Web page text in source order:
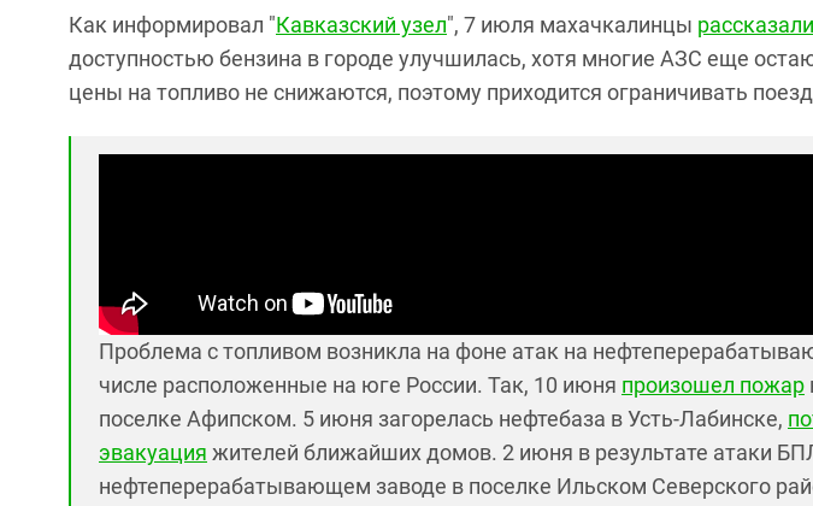
Как информировал "Кавказский узел", 7 июля махачкалинцы рассказали
доступностью бензина в городе улучшилась, хотя многие АЗС еще
цены на топливо не снижаются, поэтому приходится ограничивать
Проблема с топливом возникла на фоне атак на
числе расположенные на юге России. Так, 10 июня произошел пожар
поселке Афипском. 5 июня загорелась нефтебаза в Усть-Лабинске,
эвакуация жителей ближайших домов. 2 июня в результате атаки
нефтеперерабатывающем заводе в поселке Ильском Северского